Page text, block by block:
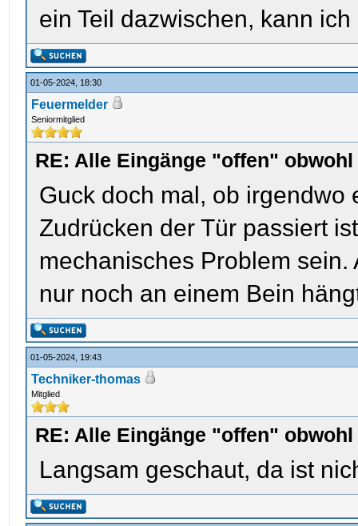
ein Teil dazwischen, kann
01-05-2024, 18:30
Feuermelder
Seniormitglied
RE: Alle Eingänge "offen"
Guck doch mal, ob irgendwo
Zudrücken der Tür passiert
mechanisches Problem
nur noch an einem Bein
01-05-2024, 19:43
Techniker-thomas
Mitglied
RE: Alle Eingänge "offen"
Langsam geschaut, da ist